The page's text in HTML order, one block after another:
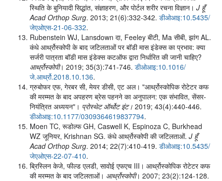
स्थिति के बुनियादी सिद्धांत, संज्ञाहरण, और पोर्टल शरीर रचना विज्ञान। J हूँ
Acad Orthop Surg. 2013; 21(6):332-342. डीओआइ:10.5435/
जेएओएस-21-06-332.
Rubenstein WJ, Lansdown दा, Feeley बीटी, Ma सीबी, झांग AL.
कंधे आर्थ्रोस्कोपी के बाद जटिलताओं पर बॉडी मास इंडेक्स का प्रभाव: क्या
सर्जरी पात्रता बॉडी मास इंडेक्स कटऑफ द्वारा निर्धारित की जानी चाहिए?
आर्थ्रोस्कोपी। 2019; 35(3):741-746. डीओआइ:10.1016/
जे.आर्थ्रो.2018.10.136.
ग्रुबोफर एफ, गेरबर सी, मेयर डीसी, एट अल। "आर्थ्रोस्कोपिक रोटेटर कफ
की मरम्मत के बाद अपहरण ब्रेस पहनने का अनुपालन: एक संभावित, सेंसर-
नियंत्रित अध्ययन"। प्रोस्थेट ऑर्थोट इंट। 2019; 43(4):440-446.
डीओआइ:10.1177/0309364619837794.
Moen TC, रूडोल्फ GH, Caswell K, Espinoza C, Burkhead
WZ जूनियर, Krishnan SG. कंधे आर्थ्रोस्कोपी की जटिलताओं. J हूँ
Acad Orthop Surg. 2014; 22(7):410-419. डीओआइ:10.5435/
जेएओएस-22-07-410.
ब्रिस्लिन केजे, फील्ड एलडी, सावोई एफएच III। आर्थ्रोस्कोपिक रोटेटर कफ
की मरम्मत के बाद जटिलताओं। आर्थ्रोस्कोपी। 2007; 23(2):124-128.